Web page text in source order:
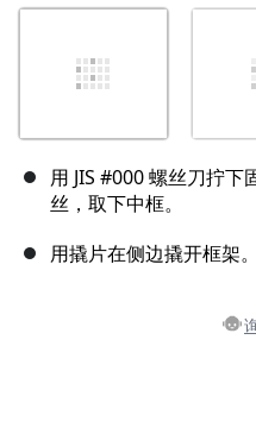
用 JIS #000 螺丝刀拧
丝，取下中框。
用撬片在侧边撬开框架。